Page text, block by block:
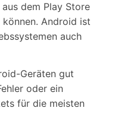
dem Play Store
Android ist
auch
Geräten gut
oder ein
für die meisten